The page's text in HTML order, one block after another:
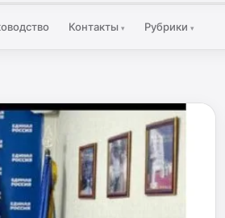
Контакты ▾ Рубрики ▾